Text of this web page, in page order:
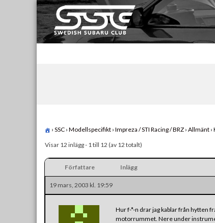
Skip
to
content
Swedish Subaru Club
För oss som älskar Subaru!
› SSC › Modellspecifikt › Impreza / STI Racing / BRZ › Allmänt ›
Visar 12 inlägg - 1 till 12 (av 12 totalt)
Författare Inlägg
19 mars, 2003 kl. 19:59
Hur f-*-n drar jag kablar från hytten
motorrummet. Nere under